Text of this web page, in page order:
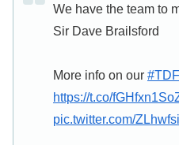
We have the team to
Sir Dave Brailsford
More info on our
https://t.co/
pic.twitter.com/